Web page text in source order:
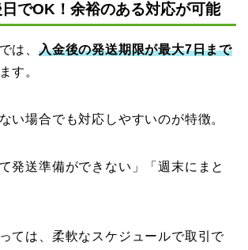
でOK！余裕のある対応が可能
は、 入金後の発送期限が最大7日まで
す。
い場合でも対応しやすいのが特徴。
発送準備ができない」「週末にまと
ては、柔軟なスケジュールで取引で